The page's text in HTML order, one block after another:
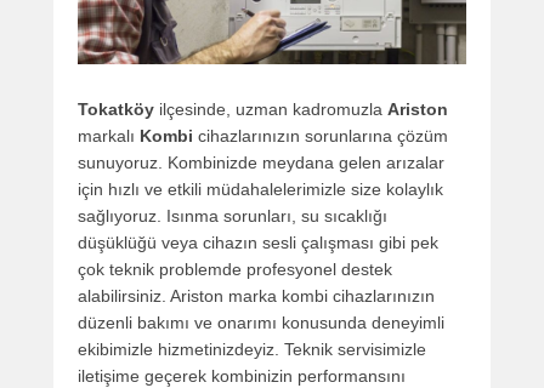
Tokatköy ilçesinde, uzman kadromuzla Ariston
markalı Kombi cihazlarınızın sorunlarına çözüm
sunuyoruz. Kombinizde meydana gelen arızalar
için hızlı ve etkili müdahalelerimizle size kolaylık
sağlıyoruz. Isınma sorunları, su sıcaklığı
düşüklüğü veya cihazın sesli çalışması gibi pek
çok teknik problemde profesyonel destek
alabilirsiniz. Ariston marka kombi cihazlarınızın
düzenli bakımı ve onarımı konusunda deneyimli
ekibimizle hizmetinizdeyiz. Teknik servisimizle
iletişime geçerek kombinizin performansını